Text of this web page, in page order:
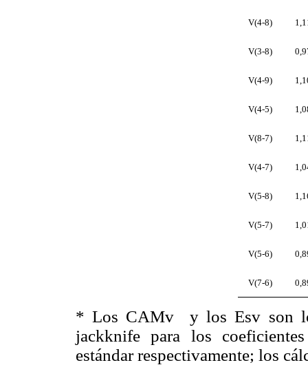
V(4-8)
V(3-8)
V(4-9)
V(4-5)
V(8-7)
V(4-7)
V(5-8)
V(5-7)
V(5-6)
V(7-6)
* Los CAMv
y los Esv son
jackknife para los
estándar respectivamente; los